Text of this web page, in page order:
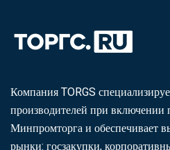
Компания TORGS
производителей при включении
Минпромторга и обеспечивает
рынки: госзакупки,